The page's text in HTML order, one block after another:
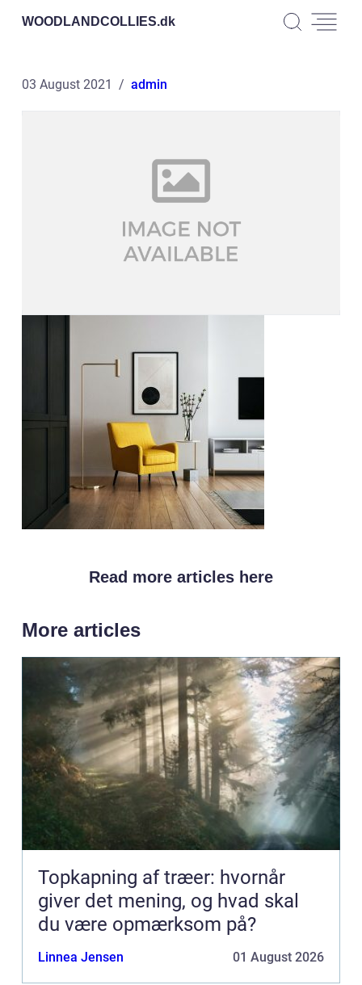
WOODLANDCOLLIES.dk
03 August 2021 admin
Read more articles here
More articles
Topkapning af træer: hvornår
giver det mening, og hvad skal
du være opmærksom på?
Linnea Jensen 01 August 2026